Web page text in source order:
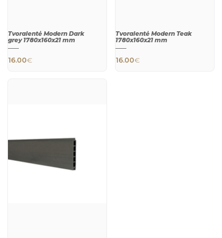
Tvoralentė Modern Dark
grey 1780x160x21 mm
16.00€
Tvoralentė Modern Teak
1780x160x21 mm
16.00€